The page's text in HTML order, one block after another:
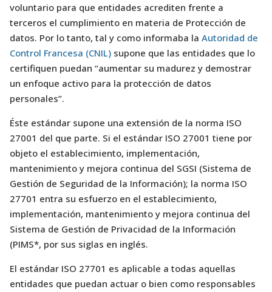
voluntario para que entidades acrediten frente a
terceros el cumplimiento en materia de Protección de
datos. Por lo tanto, tal y como informaba la Autoridad de
Control Francesa (CNIL) supone que las entidades que lo
certifiquen puedan “aumentar su madurez y demostrar
un enfoque activo para la protección de datos
personales”.
Éste estándar supone una extensión de la norma ISO
27001 del que parte. Si el estándar ISO 27001 tiene por
objeto el establecimiento, implementación,
mantenimiento y mejora continua del SGSI (Sistema de
Gestión de Seguridad de la Información); la norma ISO
27701 entra su esfuerzo en el establecimiento,
implementación, mantenimiento y mejora continua del
Sistema de Gestión de Privacidad de la Información
(PIMS*, por sus siglas en inglés.
El estándar ISO 27701 es aplicable a todas aquellas
entidades que puedan actuar o bien como responsables